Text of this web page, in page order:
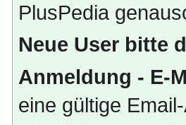
PlusPedia
Neue User bitte
Anmeldung - E-
eine gültige